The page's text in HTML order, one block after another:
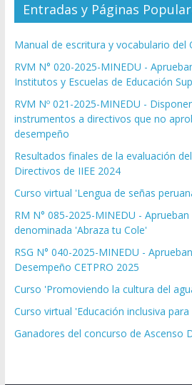
Entradas y Páginas
Manual de escritura y vocabulario del
RVM N° 020-2025-MINEDU -
Institutos y Escuelas de Educación
RVM Nº 021-2025-MINEDU -
instrumentos a directivos que no
desempeño
Resultados finales de la evaluación
Directivos de IIEE 2024
Curso virtual 'Lengua de señas
RM N° 085-2025-MINEDU -
denominada 'Abraza tu Cole'
RSG N° 040-2025-MINEDU -
Desempeño CETPRO 2025
Curso 'Promoviendo la cultura del
Curso virtual 'Educación inclusiva
Ganadores del concurso de Ascenso